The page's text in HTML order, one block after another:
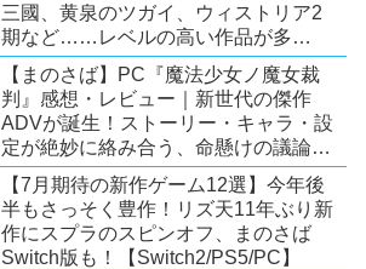
三國、黄泉のツガイ、ウィストリア2
期など……レベルの高い作品が多
い！？
【まのさば】PC『魔法少女ノ魔女裁
判』感想・レビュー｜新世代の傑作
ADVが誕生！ストーリー・キャラ・設
定が絶妙に絡み合う、命懸けの議論ミ
ステリー【PC/Switch】
【7月期待の新作ゲーム12選】今年後
半もさっそく豊作！リズ天11年ぶり新
作にスプラのスピンオフ、まのさば
Switch版も！【Switch2/PS5/PC】